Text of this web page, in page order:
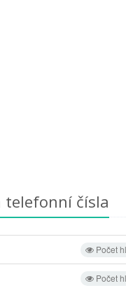
telefonní čísla
Počet
Počet